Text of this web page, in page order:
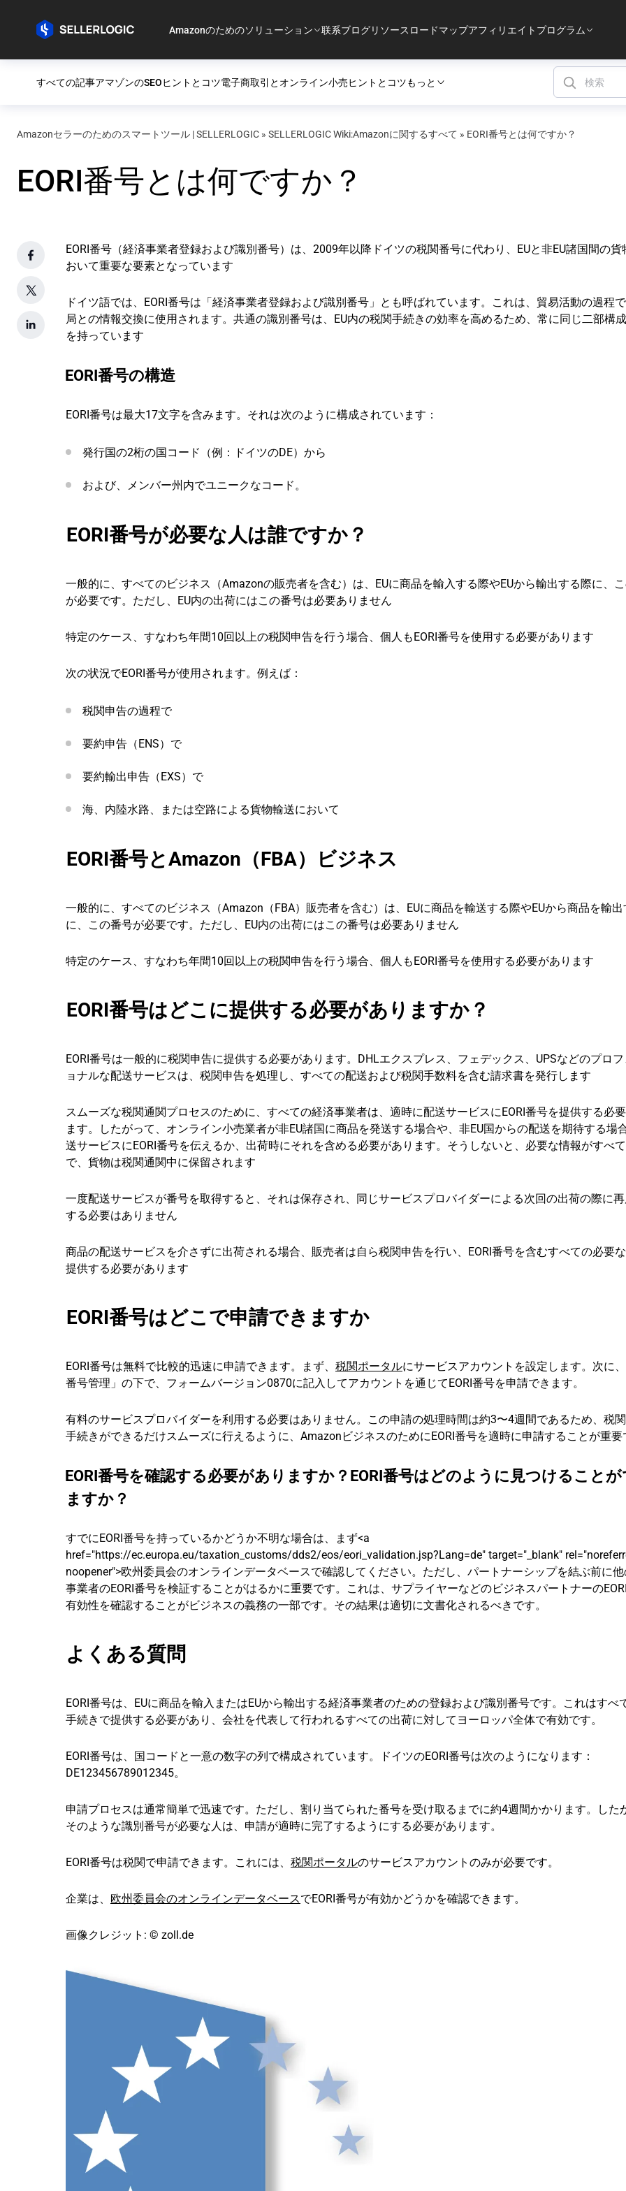
Amazonのためのソリューション 联系ブログリソース ロードマップアフィリエイトプログラム
すべての記事アマゾンのSEOヒントとコツ電子商取引とオンライン小売ヒントとコツもっと
Amazonセラーのためのスマートツール | SELLERLOGIC » SELLERLOGIC Wiki:Amazonに関するすべて » EORI番号とは何ですか？
EORI番号とは何ですか？
EORI番号（経済事業者登録および識別番号）は、2009年以降ドイツの税関番号に代わり、EUと非EU諸国間の貨
おいて重要な要素となっています
ドイツ語では、EORI番号は「経済事業者登録および識別番号」とも呼ばれています。これは、貿易活動の過程
局との情報交換に使用されます。共通の識別番号は、EU内の税関手続きの効率を高めるため、常に同じ二部構
を持っています
EORI番号の構造
EORI番号は最大17文字を含みます。それは次のように構成されています：
発行国の2桁の国コード（例：ドイツのDE）から
および、メンバー州内でユニークなコード。
EORI番号が必要な人は誰ですか？
一般的に、すべてのビジネス（Amazonの販売者を含む）は、EUに商品を輸入する際やEUから輸出する際に、
が必要です。ただし、EU内の出荷にはこの番号は必要ありません
特定のケース、すなわち年間10回以上の税関申告を行う場合、個人もEORI番号を使用する必要があります
次の状況でEORI番号が使用されます。例えば：
税関申告の過程で
要約申告（ENS）で
要約輸出申告（EXS）で
海、内陸水路、または空路による貨物輸送において
EORI番号とAmazon（FBA）ビジネス
一般的に、すべてのビジネス（Amazon（FBA）販売者を含む）は、EUに商品を輸送する際やEUから商品を輸
に、この番号が必要です。ただし、EU内の出荷にはこの番号は必要ありません
特定のケース、すなわち年間10回以上の税関申告を行う場合、個人もEORI番号を使用する必要があります
EORI番号はどこに提供する必要がありますか？
EORI番号は一般的に税関申告に提供する必要があります。DHLエクスプレス、フェデックス、UPSなどのプロ
ョナルな配送サービスは、税関申告を処理し、すべての配送および税関手数料を含む請求書を発行します
スムーズな税関通関プロセスのために、すべての経済事業者は、適時に配送サービスにEORI番号を提供する必
ます。したがって、オンライン小売業者が非EU諸国に商品を発送する場合や、非EU国からの配送を期待する場
送サービスにEORI番号を伝えるか、出荷時にそれを含める必要があります。そうしないと、必要な情報がすべ
で、貨物は税関通関中に保留されます
一度配送サービスが番号を取得すると、それは保存され、同じサービスプロバイダーによる次回の出荷の際に
する必要はありません
商品の配送サービスを介さずに出荷される場合、販売者は自ら税関申告を行い、EORI番号を含むすべての必要
提供する必要があります
EORI番号はどこで申請できますか
EORI番号は無料で比較的迅速に申請できます。まず、 税関ポータルにサービスアカウントを設定します。次に、
番号管理」の下で、フォームバージョン0870に記入してアカウントを通じてEORI番号を申請できます。
有料のサービスプロバイダーを利用する必要はありません。この申請の処理時間は約3〜4週間であるため、税
手続きができるだけスムーズに行えるように、AmazonビジネスのためにEORI番号を適時に申請することが重要
EORI番号を確認する必要がありますか？EORI番号はどのように見つけること
ますか？
すでにEORI番号を持っているかどうか不明な場合は、まず<а
href="https://ec.europa.eu/taxation_customs/dds2/eos/eori_validation.jsp?Lang=de" target="_blank"
noopener">欧州委員会のオンラインデータベースで確認してください。ただし、パートナーシップを結ぶ前に
事業者のEORI番号を検証することがはるかに重要です。これは、サプライヤーなどのビジネスパートナーの
有効性を確認することがビジネスの義務の一部です。その結果は適切に文書化されるべきです。
よくある質問
EORI番号は、EUに商品を輸入またはEUから輸出する経済事業者のための登録および識別番号です。これはすべ
手続きで提供する必要があり、会社を代表して行われるすべての出荷に対してヨーロッパ全体で有効です。
EORI番号は、国コードと一意の数字の列で構成されています。ドイツのEORI番号は次のようになります：
DE123456789012345。
申請プロセスは通常簡単で迅速です。ただし、割り当てられた番号を受け取るまでに約4週間かかります。した
そのような識別番号が必要な人は、申請が適時に完了するようにする必要があります。
EORI番号は税関で申請できます。これには、 税関ポータルのサービスアカウントのみが必要です。
企業は、 欧州委員会のオンラインデータベースでEORI番号が有効かどうかを確認できます。
画像クレジット: © zoll.de